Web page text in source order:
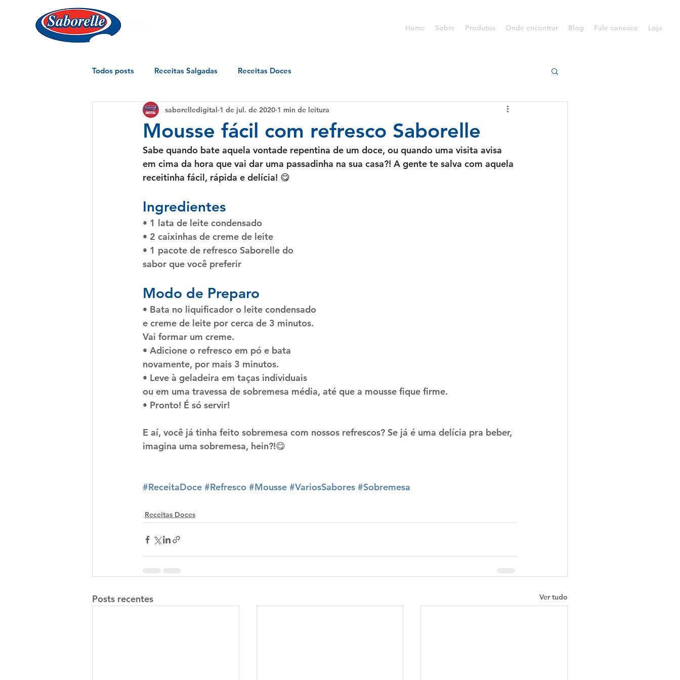
Home Sobre Produtos Onde encontrar Blog Fale conosco Loja
Todos posts Receitas Salgadas Receitas Doces
Mousse fácil com refresco Saborelle
saborelledigital 1 de jul. de 2020 1 min de leitura
Sabe quando bate aquela vontade repentina de um doce, ou quando uma visita avisa
em cima da hora que vai dar uma passadinha na sua casa?! A gente te salva com aquela
receitinha fácil, rápida e delícia! 😋
Ingredientes
• 1 lata de leite condensado
• 2 caixinhas de creme de leite
• 1 pacote de refresco Saborelle do
sabor que você preferir
Modo de Preparo
• Bata no liquificador o leite condensado
e creme de leite por cerca de 3 minutos.
Vai formar um creme.
• Adicione o refresco em pó e bata
novamente, por mais 3 minutos.
• Leve à geladeira em taças individuais
ou em uma travessa de sobremesa média, até que a mousse fique firme.
• Pronto! É só servir!
E aí, você já tinha feito sobremesa com nossos refrescos? Se já é uma delícia pra beber,
imagina uma sobremesa, hein?!😋
#ReceitaDoce #Refresco #Mousse #VariosSabores #Sobremesa
Receitas Doces
Posts recentes Ver tudo